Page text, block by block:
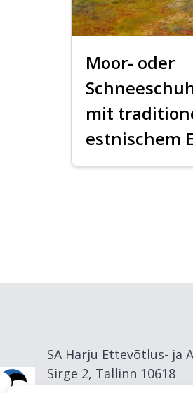
Moor- oder
mit
estnischem
SA Harju Ettevõtlus- ja
Sirge 2, Tallinn 10618